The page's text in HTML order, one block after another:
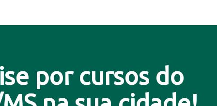
por cursos do